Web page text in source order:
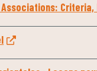
Criteria,